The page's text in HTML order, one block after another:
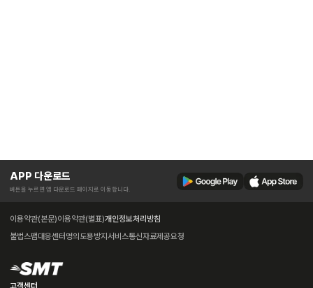
APP 다운로드
버튼을 누르면 앱 다운로드 페이지로 이동합니다.
이용약관(본문)이용약관(별표)개인정보처리방침
불법스팸대응센터 명의도용방지서비스통신자료제공요청